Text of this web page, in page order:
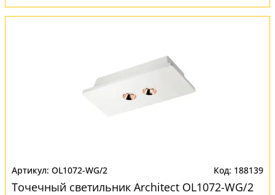
OL1072-WG/2 188139
Точечный светильник Architect OL1072-WG/2